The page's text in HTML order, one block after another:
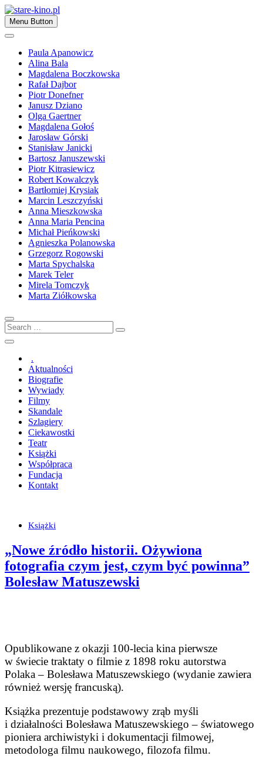
Skip
to
content
stare-kino.pl
Zapraszamy
Menu Button
Paula Apanowicz
Alina Bala
Magdalena Boczkowska
Rafał Dajbor
Piotr Donefner
Janusz Dziano
Olga Gaertner
Magdalena Gołoś
Jarosław Górski
Stanisław Janicki
Bartosz Januszewski
Piotr Kitrasiewicz
Robert Kowalczyk
Bartłomiej Krysiak
Marcin Leszczyński
Anna Mieszkowska
Anna Maria Pencina
Michał Pieńkowski
Agnieszka Polanowska
Grzegorz Rogowski
Marta Spychalska
Marek Teler
Mirela Tomczyk
Marta Ziółkowska
Search
…
.
Aktualności
Biografie
Wywiady
Filmy
Skandale
Szlagiery
Ciekawostki
Teatr
Książki
Współpraca
Fundacja
Kontakt
Książki
„Nowe źródło historii. Ożywiona
fotografia czym jest, czym być powinna”
Bolesław Matuszewski
Opublikowane z okazji 100-lecia kina pierwsze
w świecie traktaty o filmie z 1898 roku autorstwa
Polaka – Bolesława Matuszewskiego (wydanie zawiera
również wersję francuską).
Książka prezentuje podstawowy zrąb myśli
i działalności Bolesława Matuszewskiego – światowego
pioniera archiwistyki i dokumentacji filmowej,
metodologa filmu naukowego, filozofa filmu.